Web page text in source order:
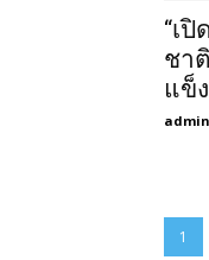
“เ
ชา
แข็
admin
1